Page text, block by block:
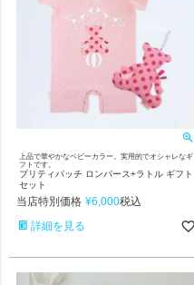
上品で華やかなベビーカラー。実用的でオシャレなギ
フトです。
プリティパッチ ロンパース+ラトル ギフト
セット
当店特別価格 ¥6,000税込
詳細を見る